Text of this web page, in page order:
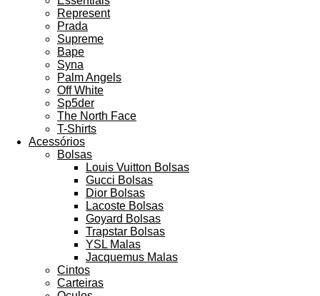
Represent
Prada
Supreme
Bape
Syna
Palm Angels
Off White
Sp5der
The North Face
T-Shirts
Acessórios
Bolsas
Louis Vuitton Bolsas
Gucci Bolsas
Dior Bolsas
Lacoste Bolsas
Goyard Bolsas
Trapstar Bolsas
YSL Malas
Jacquemus Malas
Cintos
Carteiras